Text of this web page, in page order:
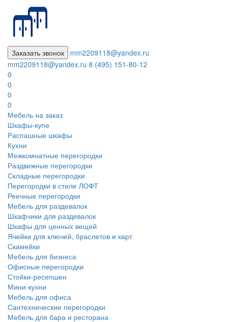
Заказать звонок
mm2209118@yandex.ru
mm2209118@yandex.ru 8 (495) 151-80-12
0
0
0
0
Мебель на заказ
Шкафы-купе
Распашные шкафы
Кухни
Межкомнатные перегородки
Раздвижные перегородки
Складные перегородки
Перегородки в стиле ЛОФТ
Реечные перегородки
Мебель для раздевалок
Шкафчики для раздевалок
Шкафы для ценных вещей
Ячейки для ключей, браслетов и карт
Скамейки
Мебель для бизнеса
Офисные перегородки
Стойки-ресепшен
Мини-кухни
Мебель для офиса
Сантехнические перегородки
Мебель для бара и ресторана